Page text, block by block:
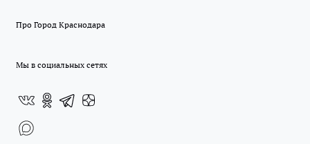
Про Город Краснодара
Мы в социальных сетях